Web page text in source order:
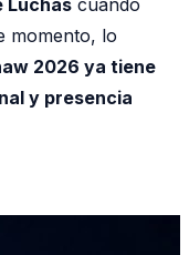
Luchas cuando
momento, lo
2026 ya tiene
y presencia